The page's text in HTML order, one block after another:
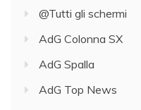
@Tutti gli schermi
AdG Colonna SX
AdG Spalla
AdG Top News